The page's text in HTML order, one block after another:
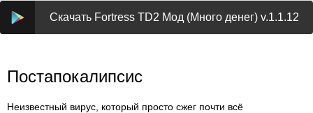
Скачать Fortress TD2 Мод (Много денег) v.1.1.12
Постапокалипсис
Неизвестный вирус, который просто сжег почти всё